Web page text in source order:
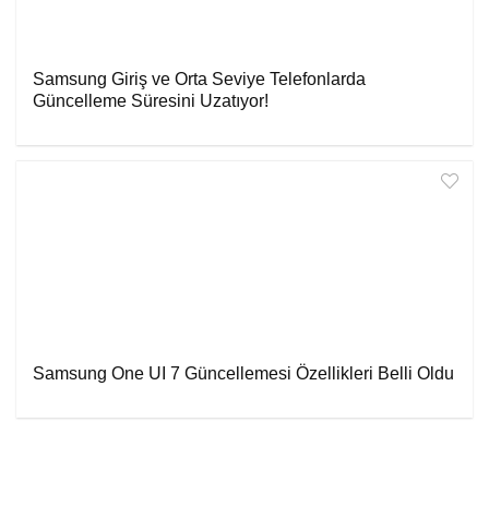
Samsung Giriş ve Orta Seviye Telefonlarda
Güncelleme Süresini Uzatıyor!
Samsung One UI 7 Güncellemesi Özellikleri Belli Oldu